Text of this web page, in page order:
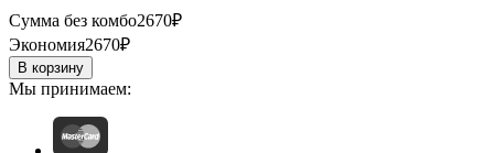
Сумма без комбо2670₽
Экономия2670₽
В корзину
Мы принимаем: